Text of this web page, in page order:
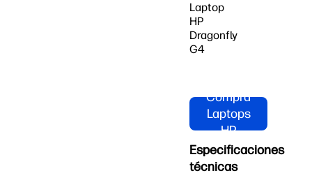
Laptop
HP
Dragonfly
G4
Compra
Laptops
HP
Especificaciones
técnicas